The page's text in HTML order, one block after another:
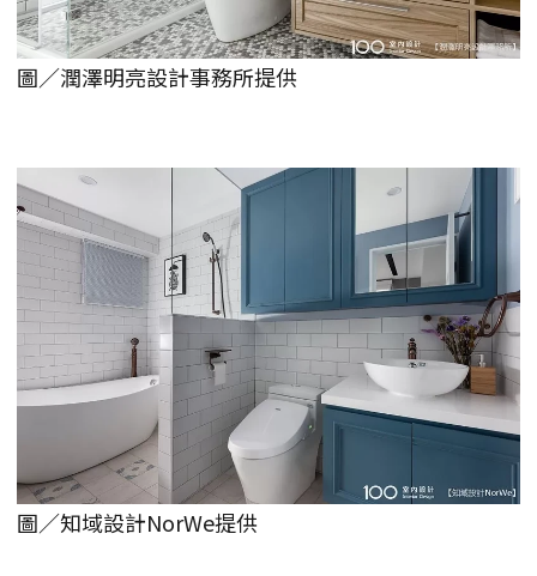
圖／潤澤明亮設計事務所提供
圖／知域設計NorWe提供